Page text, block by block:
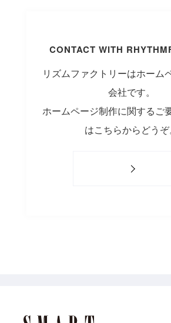
CONTACT WITH
リズムファクトリーはホーム
会社です。
ホームページ制作に関するご
はこちらからどうぞ